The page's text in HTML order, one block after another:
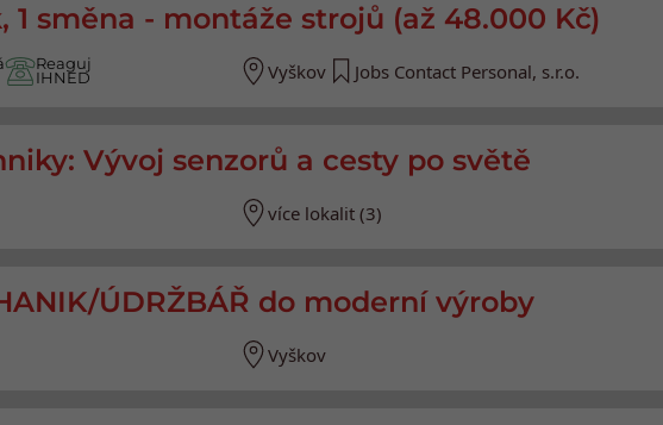
1 směna - montáže strojů (až 48.000 Kč)
Reaguj
IHNED
Vyškov Jobs Contact Personal, s.r.o.
Vývoj senzorů a cesty po světě
více lokalit (3)
ÚDRŽBÁŘ do moderní výroby
Vyškov